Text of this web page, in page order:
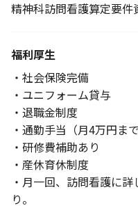
精神科訪問看護算定要件
福利厚生
・社会保険完備
・ユニフォーム貸与
・退職金制度
・通勤手当（月4万円まで
・研修費補助あり
・産休育休制度
・月一回、訪問看護に
り。